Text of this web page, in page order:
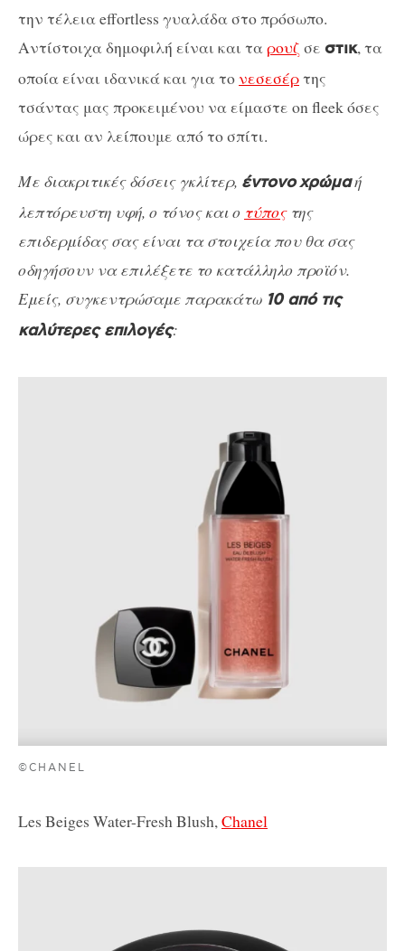
την τέλεια effortless γυαλάδα στο πρόσωπο.
Αντίστοιχα δημοφιλή είναι και ταρουζ σε στικ, τα
οποία είναι ιδανικά και για τονεσεσέρτης
τσάντας μας προκειμένου να είμαστε on fleek όσες
ώρες και αν λείπουμε από το σπίτι.
Με διακριτικές δόσεις γκλίτερ, έντονοχρώμαή
λεπτόρευστη υφή, ο τόνος και ο τύποςτης
επιδερμίδας σας είναι τα στοιχεία που θα σας
οδηγήσουν να επιλέξετε το κατάλληλο προϊόν.
Εμείς, συγκεντρώσαμε παρακάτω10 από τις
καλύτερες επιλογές:
©CHANEL
Les Beiges Water-Fresh Blush,Chanel